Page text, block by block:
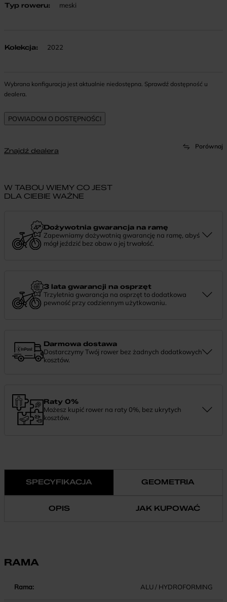
Typ roweru: meski
Kolekcja: 2022
Wybrana konfiguracja jest aktualnie niedostępna. Sprawdź dostępność u
dealera.
Porównaj
Znajdź dealera
W TABOU WIEMY CO JEST
DLA CIEBIE WAŻNE
Dożywotnia gwarancja na ramę
Zapewniamy dożywotnią gwarancję na ramę, abyś
mógł jeździć bez obaw o jej trwałość.
chętnie pomożemy.3 lata gwarancji na osprzęt
Trzyletnia gwarancja na osprzęt to dodatkowa
pewność przy codziennym użytkowaniu.
Darmowa dostawa
Dostarczymy Twój rower bez żadnych dodatkowych
kosztów.
Raty 0%
Możesz kupić rower na raty 0%, bez ukrytych
kosztów.
SPECYFIKACJA GEOMETRIA
OPIS JAK KUPOWAĆ
RAMA
Rama: ALU / HYDROFORMING